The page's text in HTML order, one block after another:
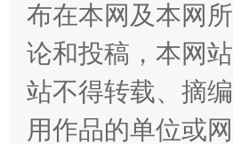
国家大学科技园优化重塑工
布在本网及本网
论和投稿，本网
站不得转载、摘
用作品的单位或